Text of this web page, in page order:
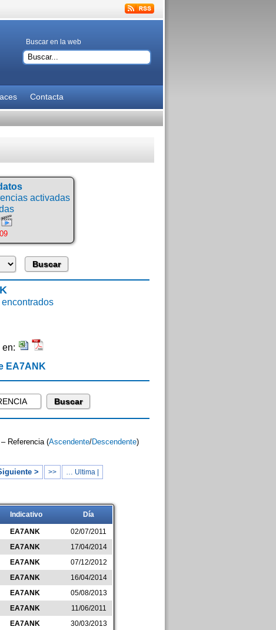
Buscar en la web
Contacta
activadas
en:
EA7ANK
Referencia (Ascendente/Descendente)
> >> … Ultima |
Indicativo Día
EA7ANK
02/07/2011
EA7ANK
17/04/2014
EA7ANK
07/12/2012
EA7ANK
16/04/2014
EA7ANK
05/08/2013
EA7ANK
11/06/2011
EA7ANK
30/03/2013